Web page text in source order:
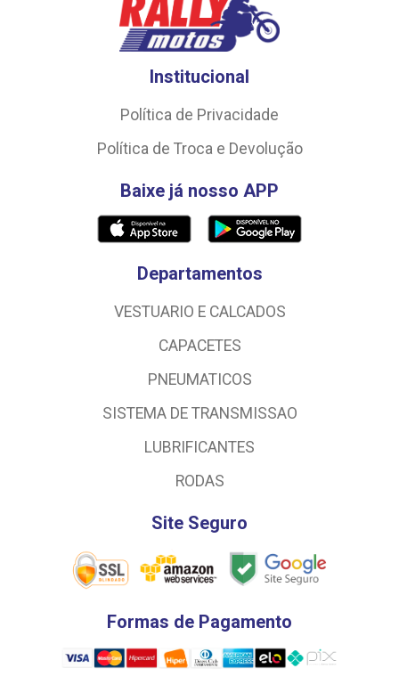
Institucional
Política de Privacidade
Política de Troca e Devolução
Baixe já nosso APP
Departamentos
VESTUARIO E CALCADOS
CAPACETES
PNEUMATICOS
SISTEMA DE TRANSMISSAO
LUBRIFICANTES
RODAS
Site Seguro
Formas de Pagamento